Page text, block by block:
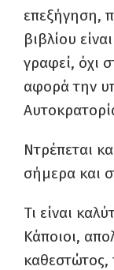
επεξήγηση,
βιβλίου
γραφεί, όχι
αφορά την
Ντρέπεται
σήμερα και
Τι είναι
Κάποιοι,
καθεστώτος,